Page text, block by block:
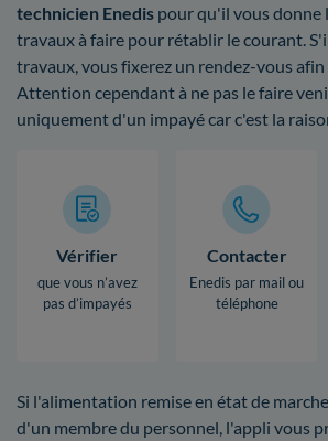
technicien Enedis pour qu'il vous donne
travaux à faire pour rétablir le courant.
travaux, vous fixerez un rendez-vous
Attention cependant à ne pas le faire
uniquement d'un impayé car c'est la
Vérifier
que vous n’avez
pas d’impayés
Contacter
Enedis par mail ou
téléphone
Si l'alimentation remise en état de
d'un membre du personnel, l'appli vous